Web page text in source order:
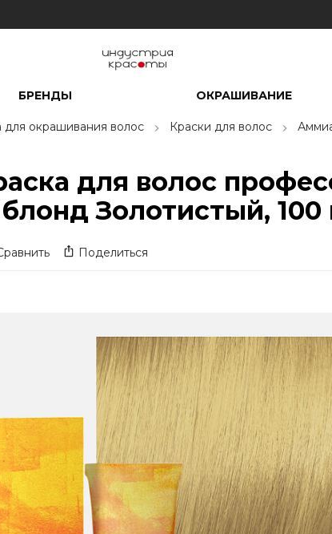
БРЕНДЫ ОКРАШИВАНИЕ
для окрашивания волос Краски для волос
для волос
Золотистый, 100
Поделиться